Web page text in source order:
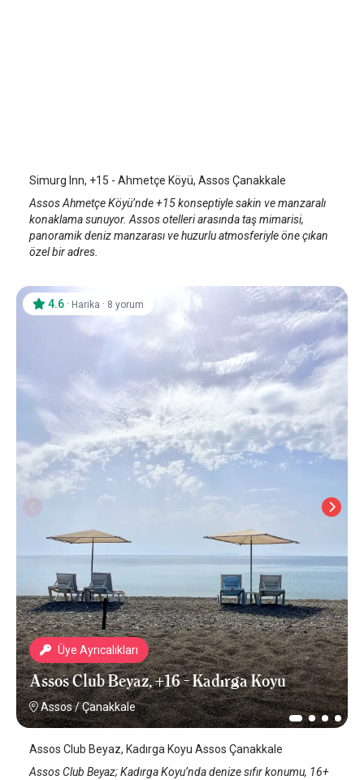
Simurg Inn, +15 - Ahmetçe Köyü, Assos Çanakkale
Assos Ahmetçe Köyü’nde +15 konseptiyle sakin ve manzaralı
konaklama sunuyor. Assos otelleri arasında taş mimarisi,
panoramik deniz manzarası ve huzurlu atmosferiyle öne çıkan
özel bir adres.
Üye Ayrıcalıkları
Assos Club Beyaz, +16 - Kadırga Koyu
Assos/Çanakkale
4.6 · Harika · 8 yorum
Assos Club Beyaz, Kadırga Koyu Assos Çanakkale
Assos Club Beyaz; Kadırga Koyu’nda denize sıfır konumu, 16+